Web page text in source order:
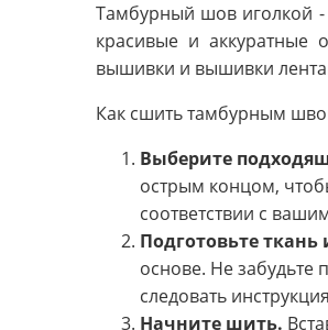
Тамбурный шов иголкой -
красивые и аккуратные
вышивки и вышивки
Как сшить тамбурным
Выберите
острым концом,
соответствии с
Подготовьте ткань
основе. Не забудьте
следовать
Начните шить.